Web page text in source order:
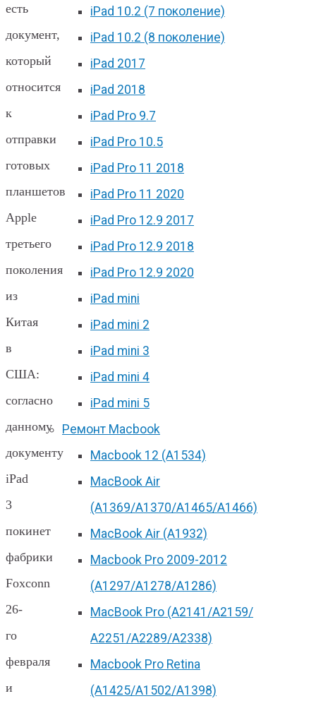
iPad 10.2 (7 поколение)
iPad 10.2 (8 поколение)
iPad 2017
iPad 2018
iPad Pro 9.7
iPad Pro 10.5
iPad Pro 11 2018
iPad Pro 11 2020
iPad Pro 12.9 2017
iPad Pro 12.9 2018
iPad Pro 12.9 2020
iPad mini
iPad mini 2
iPad mini 3
iPad mini 4
iPad mini 5
Ремонт Macbook
Macbook 12 (А1534)
MacBook Air
(A1369/A1370/A1465/A1466)
MacBook Air (A1932)
Macbook Pro 2009-2012
(A1297/A1278/A1286)
MacBook Pro (А2141/А2159/
А2251/A2289/A2338)
Macbook Pro Retina
(А1425/A1502/A1398)
есть
документ,
который
относится
к
отправки
готовых
планшетов
Apple
третьего
поколения
из
Китая
в
США:
согласно
данному
документу
iPad
3
покинет
фабрики
Foxconn
26-
го
февраля
и